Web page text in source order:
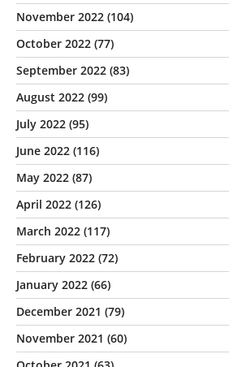
November 2022 (104)
October 2022 (77)
September 2022 (83)
August 2022 (99)
July 2022 (95)
June 2022 (116)
May 2022 (87)
April 2022 (126)
March 2022 (117)
February 2022 (72)
January 2022 (66)
December 2021 (79)
November 2021 (60)